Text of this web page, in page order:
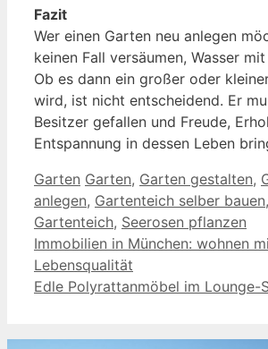
Fazit
Wer einen Garten neu anlegen
keinen Fall versäumen, Wasser
Ob es dann ein großer oder
wird, ist nicht entscheidend. Er
Besitzer gefallen und Freude,
Entspannung in dessen Leben
Kategorien
Garten Schlagwörter
Garten, Garten gestalten,
anlegen, Gartenteich selber bauen,
Gartenteich, Seerosen pflanzen
Immobilien in München: wohnen
Lebensqualität
Edle Polyrattanmöbel im Lounge-